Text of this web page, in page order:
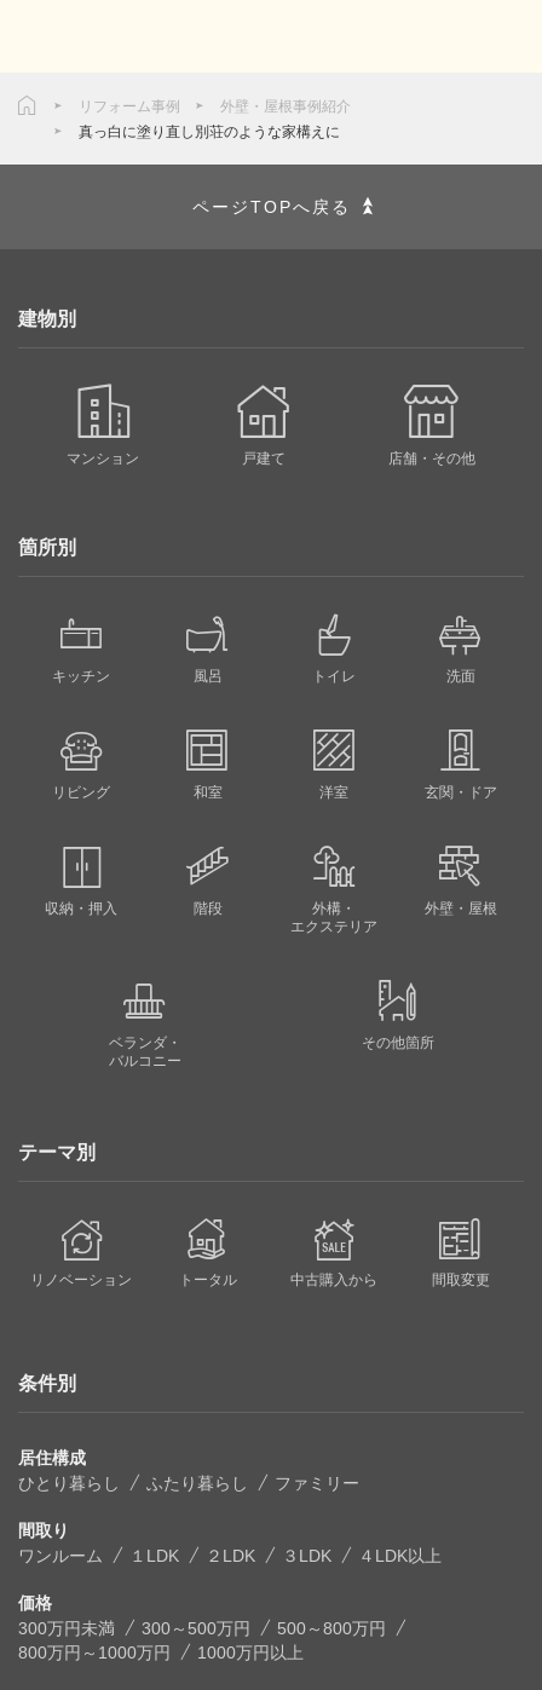
リフォーム事例
外壁・屋根事例紹介
真っ白に塗り直し別荘のような家構えに
ページTOPへ戻る
建物別
マンション 戸建て 店舗・その他
箇所別
キッチン 風呂 トイレ 洗面
リビング 和室 洋室 玄関・ドア
収納・押入 階段
外構・
エクステリア
外壁・屋根
ベランダ・
バルコニー
その他箇所
テーマ別
リノベーション トータル 中古購入から 間取変更
条件別
居住構成
ひとり暮らし
ふたり暮らし ファミリー
間取り
ワンルーム
１LDK ２LDK ３LDK ４LDK以上
価格
300万円未満
300～500万円
500～800万円
800万円～1000万円
1000万円以上